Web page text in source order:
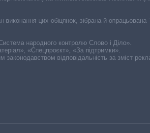
виконання цих обіцянок, зібрана й
народного контролю Слово і Діло».
«Спецпроєкт», «За підтримки».
законодавством відповідальність за зміст